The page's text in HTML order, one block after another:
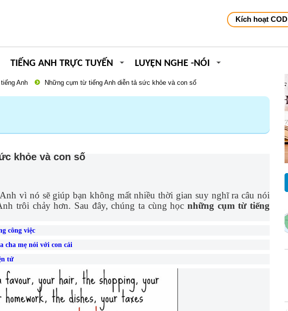
Kích hoạt COD
TIẾNG ANH TRỰC TUYẾN LUYỆN NGHE -NÓI
Anh Những cụm từ tiếng Anh diễn tả sức khỏe và con số
khỏe và con số
vì nó sẽ giúp bạn không mất nhiều thời gian suy nghĩ ra câu nói
trôi chảy hơn. Sau đây, chúng ta cùng học những cụm từ tiếng
công việc
cha mẹ nói với con cái
tử